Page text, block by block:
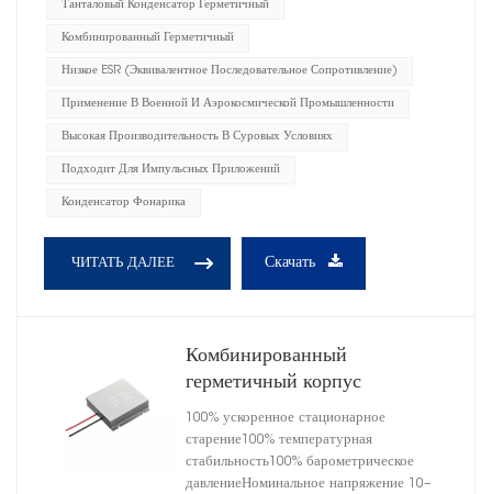
Танталовый Конденсатор Герметичный
Комбинированный Герметичный
Низкое ESR (эквивалентное Последовательное Сопротивление)
Применение В Военной И Аэрокосмической Промышленности
Высокая Производительность В Суровых Условиях
Подходит Для Импульсных Приложений
Конденсатор Фонарика
ЧИТАТЬ ДАЛЕЕ Скачать
Комбинированный
герметичный корпус
высокоэнергетического
танталового конденсатора,
размер B
100% ускоренное стационарное
старение100% температурная
стабильность100% барометрическое
давлениеНоминальное напряжение 10–